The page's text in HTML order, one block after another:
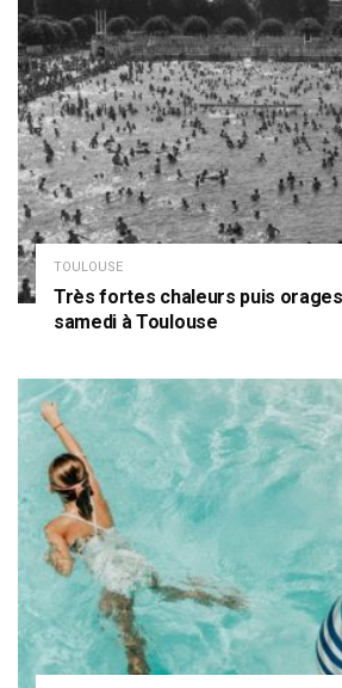
TOULOUSE
Très fortes chaleurs puis
samedi à Toulouse